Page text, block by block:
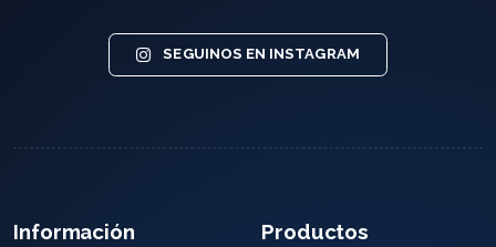
SEGUINOS EN INSTAGRAM
Información Productos